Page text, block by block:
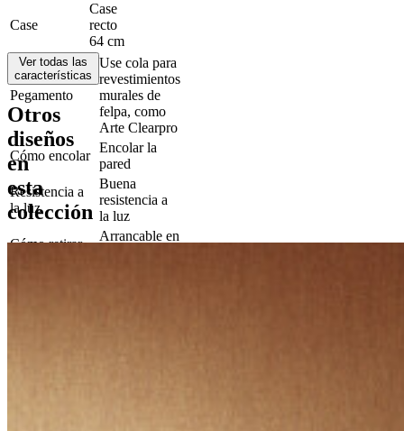
Case
Case
recto
64 cm
Pegamento
Use cola para
revestimientos
murales de
felpa, como
Arte Clearpro
Cómo encolar
Encolar la
pared
Resistencia a
la luz
Buena
resistencia a
la luz
Cómo retirar
Arrancable en
Ver todas las
características
Otros
diseños
en
esta
colección